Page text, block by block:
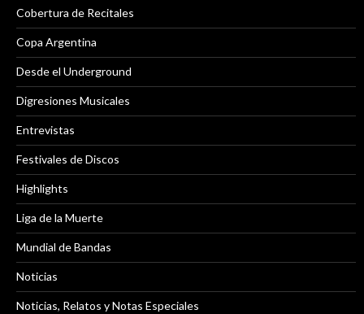
Cobertura de Recitales
Copa Argentina
Desde el Underground
Digresiones Musicales
Entrevistas
Festivales de Discos
Highlights
Liga de la Muerte
Mundial de Bandas
Noticias
Noticias, Relatos y Notas Especiales